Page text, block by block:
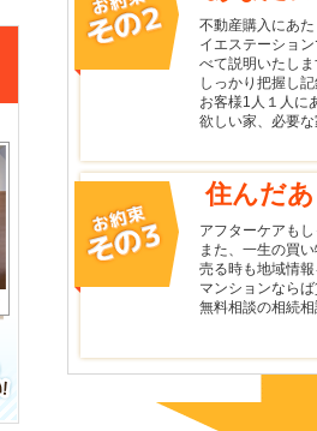
不動産購入にあ
イエステーショ
べて説明いたし
しっかり把握し
お客様1人１人に
欲しい家、必要
住んだ
アフターケアも
また、一生の買
売る時も地域情
マンションなら
無料相談の相続